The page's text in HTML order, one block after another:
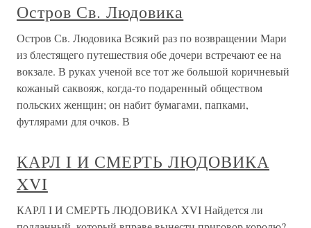
Остров Св. Людовика
Остров Св. Людовика Всякий раз по возвращении Мари
из блестящего путешествия обе дочери встречают ее на
вокзале. В руках ученой все тот же большой коричневый
кожаный саквояж, когда-то подаренный обществом
польских женщин; он набит бумагами, папками,
футлярами для очков. В
КАРЛ I И СМЕРТЬ ЛЮДОВИКА
XVI
КАРЛ I И СМЕРТЬ ЛЮДОВИКА XVI Найдется ли